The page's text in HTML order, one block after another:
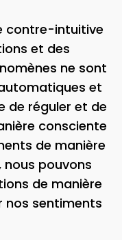
contre-intuitive
et des
ne sont
et
de réguler et de
consciente
de manière
nous pouvons
de manière
nos sentiments